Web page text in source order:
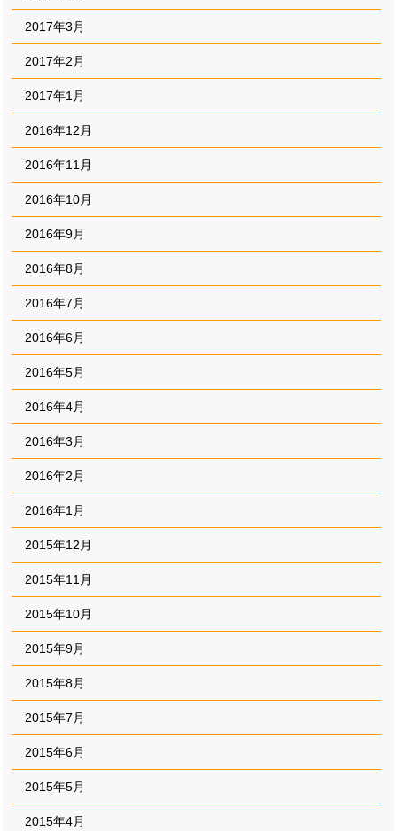
2017年3月
2017年2月
2017年1月
2016年12月
2016年11月
2016年10月
2016年9月
2016年8月
2016年7月
2016年6月
2016年5月
2016年4月
2016年3月
2016年2月
2016年1月
2015年12月
2015年11月
2015年10月
2015年9月
2015年8月
2015年7月
2015年6月
2015年5月
2015年4月